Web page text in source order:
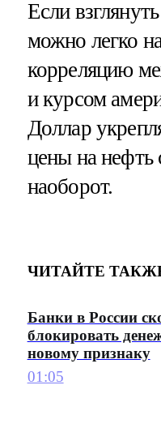
Если
можно легко
корреляцию
и курсом
Доллар
цены на
наоборот.
ЧИТАЙТЕ
Банки в России
блокировать
новому признаку
01:05